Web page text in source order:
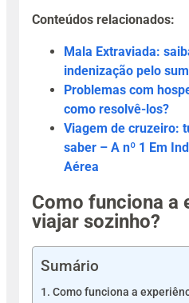
Conteúdos relacionados:
Mala Extraviada:
indenização pelo
Problemas com
como resolvê-los?
Viagem de cruzeiro:
saber – A nº 1 Em
Aérea
Como funciona a
viajar sozinho?
Sumário
Como funciona a